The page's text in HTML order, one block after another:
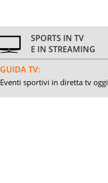
SPORTS IN TV
E IN STREAMING
GUIDA TV:
Eventi sportivi in diretta tv oggi